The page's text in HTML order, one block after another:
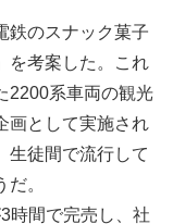
鉄のスナック菓子
を考案した。これ
2200系車両の観光
画として実施され
生徒間で流行して
。
時間で完売し、社